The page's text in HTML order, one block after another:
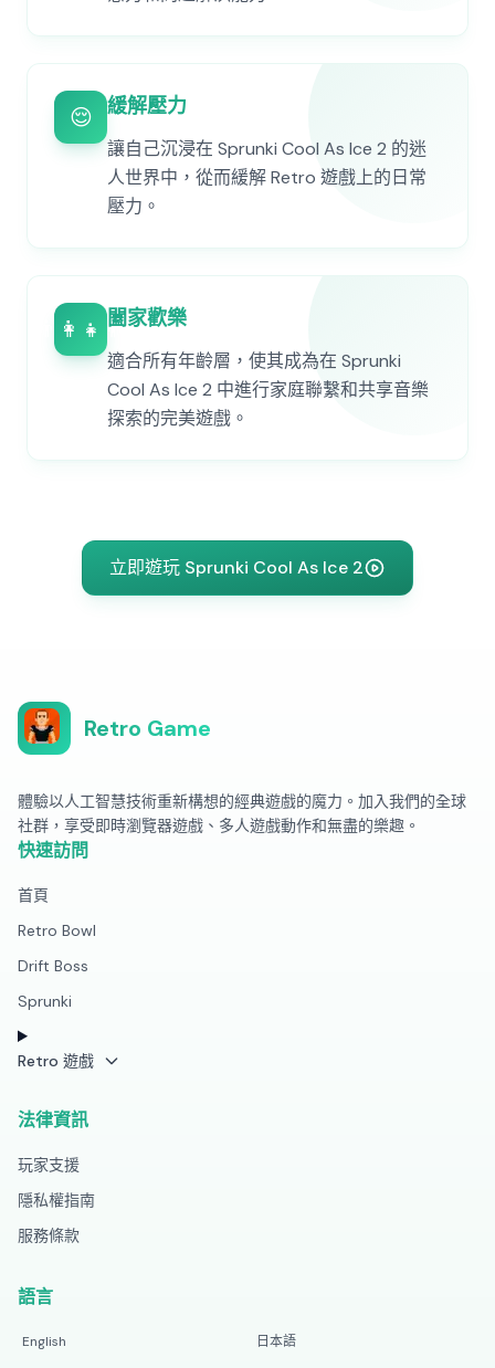
😌 緩解壓力
讓自己沉浸在 Sprunki Cool As Ice 2 的迷
人世界中，從而緩解 Retro 遊戲上的日常
壓力。
👨‍👩‍👧‍👦闔家歡樂
適合所有年齡層，使其成為在 Sprunki
Cool As Ice 2 中進行家庭聯繫和共享音樂
探索的完美遊戲。
立即遊玩 Sprunki Cool As Ice 2
Retro Game
體驗以人工智慧技術重新構想的經典遊戲的魔力。加入我們的全球
社群，享受即時瀏覽器遊戲、多人遊戲動作和無盡的樂趣。
快速訪問
首頁
Retro Bowl
Drift Boss
Sprunki
Retro 遊戲
法律資訊
玩家支援
隱私權指南
服務條款
語言
English 日本語